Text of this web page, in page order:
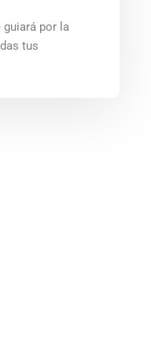
por la
tus